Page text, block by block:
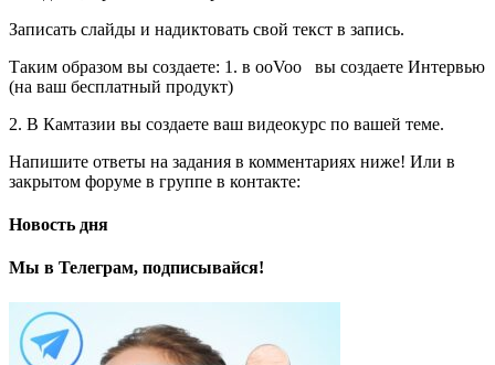
Записать слайды и надиктовать свой текст в запись.
Таким образом вы создаете: 1. в ooVoo вы создаете Интервью
(на ваш бесплатный продукт)
2. В Камтазии вы создаете ваш видеокурс по вашей теме.
Напишите ответы на задания в комментариях ниже! Или в
закрытом форуме в группе в контакте:
Новость дня
Мы в Телеграм, подписывайся!